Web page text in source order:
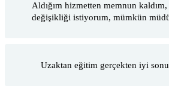
Aldığım hizmetten memnun
değişikliği istiyorum, mümkün
Uzaktan eğitim gerçekten iyi